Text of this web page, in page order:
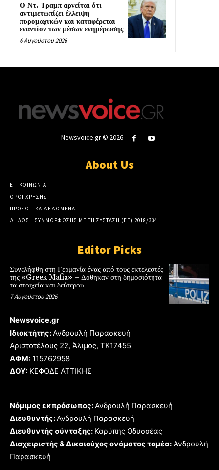
Ο Ντ. Τραμπ αρνείται ότι
αντιμετωπίζει έλλειψη
πυρομαχικών και καταφέρεται
εναντίον των μέσων ενημέρωσης
6 Αυγούστου 2026
Newsvoice.gr © 2026
About Us
ΕΠΙΚΟΙΝΩΝΙΑ
ΟΡΟΙ ΧΡΗΣΗΣ
ΠΡΟΣΩΠΙΚΑ ΔΕΔΟΜΕΝΑ
ΔΗΛΩΣΗ ΣΥΜΜΟΡΦΩΣΗΣ ΜΕ ΤΗ ΣΥΣΤΑΣΗ (ΕΕ) 2018/334
Editor Picks
Συνελήφθη στη Γερμανία ένας από τους εκτελεστές
της «Greek Mafia» – Δόθηκαν στη δημοσιότητα
τα στοιχεία και δεύτερου
7 Αυγούστου 2026
Newsvoice.gr
Ιδιοκτήτης: Ανδρουλή Παρασκευή
Αριστοτέλους 22, Άλιμος, TK17455
ΑΦΜ: 115762958
ΔΟΥ: ΚΕΦΟΔΕ ΑΤΤΙΚΗΣ
Νόμιμος εκπρόσωπος: Ανδρουλή Παρασκευή
Διευθυντής: Ανδρουλή Παρασκευή
Διευθυντής σύνταξης: Καρύπης Οδυσσέας
Διαχειριστής & Δικαιούχος ονόματος τομέα: Ανδρουλή
Παρασκευή